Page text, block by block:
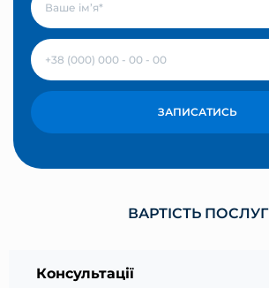
ЗАПИСАТИСЬ
ВАРТІСТЬ ПОСЛУГ
Консультації